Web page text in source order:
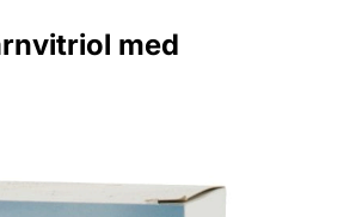
med